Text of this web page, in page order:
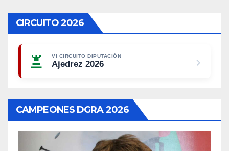
CIRCUITO 2026
VI CIRCUITO DIPUTACIÓN
Ajedrez 2026
CAMPEONES DGRA 2026